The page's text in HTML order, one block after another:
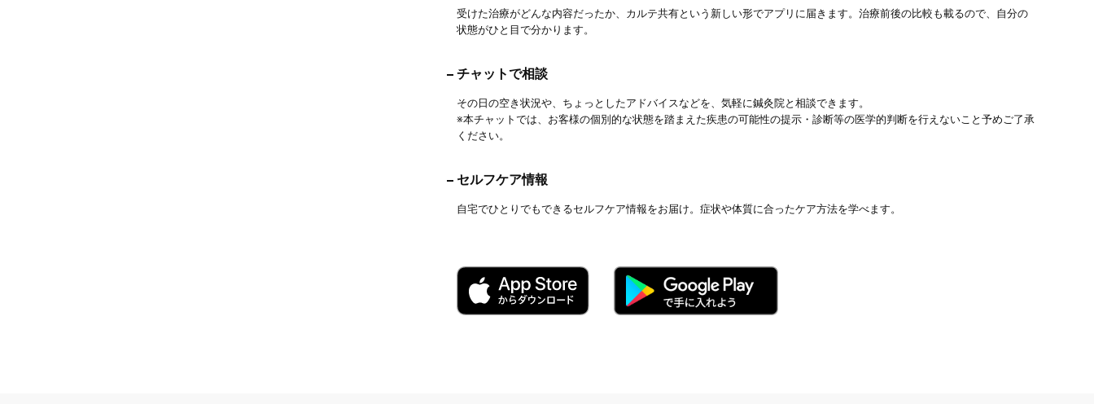
受けた治療がどんな内容だったか、カルテ共有という新しい形でアプリに届きます。治療前後の比較も載るので、自分の
状態がひと目で分かります。
チャットで相談
その日の空き状況や、ちょっとしたアドバイスなどを、気軽に鍼灸院と相談できます。
※本チャットでは、お客様の個別的な状態を踏まえた疾患の可能性の提示・診断等の医学的判断を行えないこと予めご了承
ください。
セルフケア情報
自宅でひとりでもできるセルフケア情報をお届け。症状や体質に合ったケア方法を学べます。